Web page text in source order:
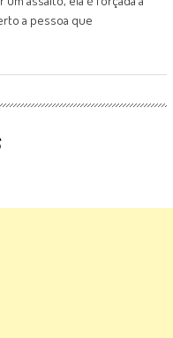
a pessoa que